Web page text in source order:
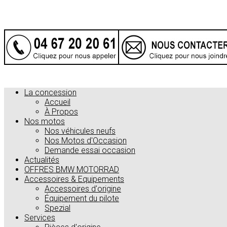
La concession
Accueil
À Propos
Nos motos
Nos véhicules neufs
Nos Motos d'Occasion
Demande essai occasion
Actualités
OFFRES BMW MOTORRAD
Accessoires & Equipements
Accessoires d'origine
Équipement du pilote
Spezial
Services